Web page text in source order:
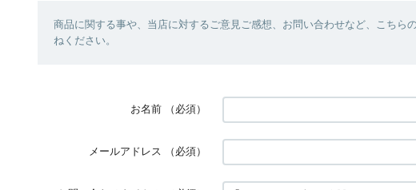
商品に関する事や、当店に対するご意見ご感想、お問い合わせなど、こちら
ねください。
お名前 （必須）
メールアドレス （必須）